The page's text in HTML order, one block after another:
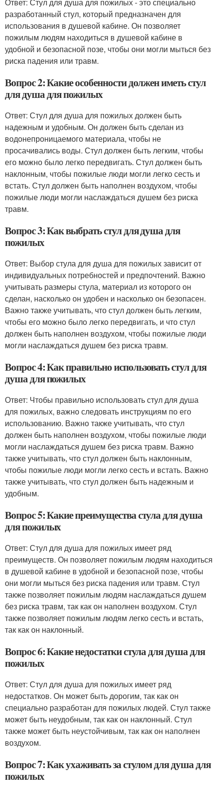
разработанный стул, который предназначен для
использования в душевой кабине. Он позволяет
пожилым людям находиться в душевой кабине в
удобной и безопасной позе, чтобы они могли мыться без
риска падения или травм.
Вопрос 2: Какие особенности должен иметь стул
для душа для пожилых
Ответ: Стул для душа для пожилых должен быть
надежным и удобным. Он должен быть сделан из
водонепроницаемого материала, чтобы не
просачивались воды. Стул должен быть легким, чтобы
его можно было легко передвигать. Стул должен быть
наклонным, чтобы пожилые люди могли легко сесть и
встать. Стул должен быть наполнен воздухом, чтобы
пожилые люди могли наслаждаться душем без риска
травм.
Вопрос 3: Как выбрать стул для душа для
пожилых
Ответ: Выбор стула для душа для пожилых зависит от
индивидуальных потребностей и предпочтений. Важно
учитывать размеры стула, материал из которого он
сделан, насколько он удобен и насколько он безопасен.
Важно также учитывать, что стул должен быть легким,
чтобы его можно было легко передвигать, и что стул
должен быть наполнен воздухом, чтобы пожилые люди
могли наслаждаться душем без риска травм.
Вопрос 4: Как правильно использовать стул для
душа для пожилых
Ответ: Чтобы правильно использовать стул для душа
для пожилых, важно следовать инструкциям по его
использованию. Важно также учитывать, что стул
должен быть наполнен воздухом, чтобы пожилые люди
могли наслаждаться душем без риска травм. Важно
также учитывать, что стул должен быть наклонным,
чтобы пожилые люди могли легко сесть и встать. Важно
также учитывать, что стул должен быть надежным и
удобным.
Вопрос 5: Какие преимущества стула для душа
для пожилых
Ответ: Стул для душа для пожилых имеет ряд
преимуществ. Он позволяет пожилым людям находиться
в душевой кабине в удобной и безопасной позе, чтобы
они могли мыться без риска падения или травм. Стул
также позволяет пожилым людям наслаждаться душем
без риска травм, так как он наполнен воздухом. Стул
также позволяет пожилым людям легко сесть и встать,
так как он наклонный.
Вопрос 6: Какие недостатки стула для душа для
пожилых
Ответ: Стул для душа для пожилых имеет ряд
недостатков. Он может быть дорогим, так как он
специально разработан для пожилых людей. Стул также
может быть неудобным, так как он наклонный. Стул
также может быть неустойчивым, так как он наполнен
воздухом.
Вопрос 7: Как ухаживать за стулом для душа для
пожилых